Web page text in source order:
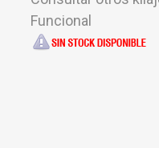
Funcional